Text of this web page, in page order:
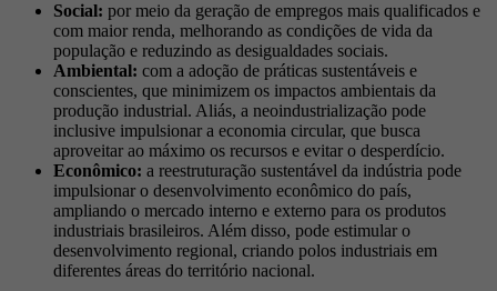
Social: por meio da geração de empregos mais qualificados e
com maior renda, melhorando as condições de vida da
população e reduzindo as desigualdades sociais.
Ambiental: com a adoção de práticas sustentáveis e
conscientes, que minimizem os impactos ambientais da
produção industrial. Aliás, a neoindustrialização pode
inclusive impulsionar a economia circular, que busca
aproveitar ao máximo os recursos e evitar o desperdício.
Econômico: a reestruturação sustentável da indústria pode
impulsionar o desenvolvimento econômico do país,
ampliando o mercado interno e externo para os produtos
industriais brasileiros. Além disso, pode estimular o
desenvolvimento regional, criando polos industriais em
diferentes áreas do território nacional.